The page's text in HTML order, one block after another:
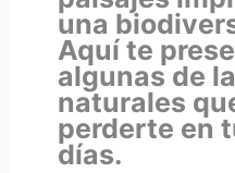
una
Aquí te
algunas de
naturales
perderte en
días.